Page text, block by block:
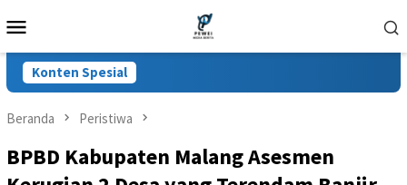
ke
Mobile
Konten Spesial
Beranda Peristiwa
BPBD Kabupaten Malang Asesmen